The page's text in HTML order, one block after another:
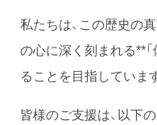
私たちは、この歴史の
の心に深く刻まれる**
ることを目指していま
皆様のご支援は、以下